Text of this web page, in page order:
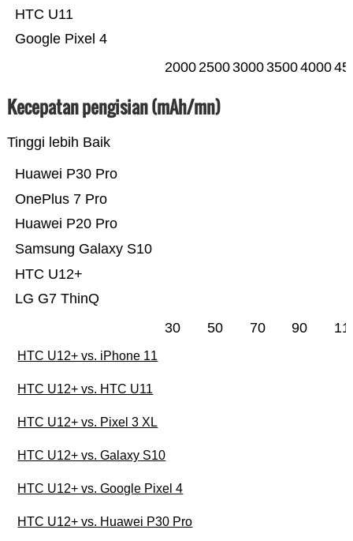
Google Pixel 4
HTC U11
20002500300035004000
Kecepatan pengisian (mAh/mn)
Tinggi lebih Baik
LG G7 ThinQ
HTC U12+
Samsung Galaxy S10
Huawei P20 Pro
OnePlus 7 Pro
Huawei P30 Pro
30 50 70 90
HTC U12+ vs. iPhone 11
HTC U12+ vs. HTC U11
HTC U12+ vs. Pixel 3 XL
HTC U12+ vs. Galaxy S10
HTC U12+ vs. Google Pixel 4
HTC U12+ vs. Huawei P30 Pro